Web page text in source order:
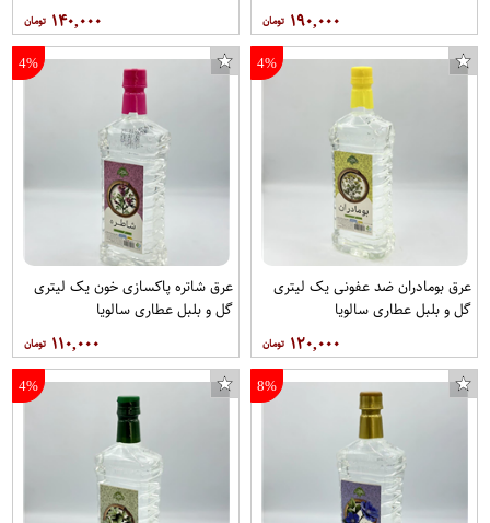
۱۹۰,۰۰۰ ۱۴۰,۰۰۰
4%
عرق بومادران ضد عفونی یک لیتری
گل و بلبل عطاری سالویا
۱۲۰,۰۰۰
4%
عرق شاتره پاکسازی خون یک لیتری
گل و بلبل عطاری سالویا
۱۱۰,۰۰۰
8%
4%